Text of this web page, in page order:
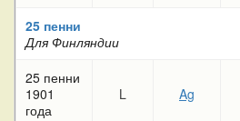
25 пенни
Для Финляндии
25 пенни
1901
года
L Ag